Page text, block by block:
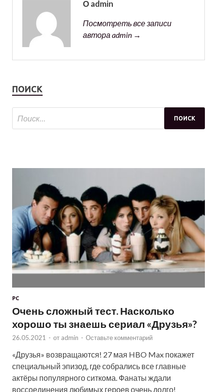
О admin
Посмотреть все записи
автора admin →
ПОИСК
PC
Очень сложный тест. Насколько
хорошо ты знаешь сериал «Друзья»?
26.05.2021 - от admin - Оставьте комментарий
«Друзья» возвращаются! 27 мая HBO Max покажет
специальный эпизод, где собрались все главные
актёры популярного ситкома. Фанаты ждали
воссоединения любимых героев очень долго!